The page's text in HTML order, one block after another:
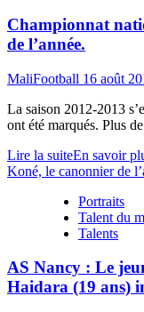
Championnat
de l’année.
MaliFootball 16 août
La saison 2012-2013
ont été marqués. Plus
Lire la suiteEn savoir
Koné, le canonnier de
Portraits
Talent du
Talents
AS Nancy : Le
Haidara (19 ans)